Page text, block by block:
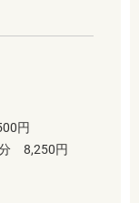
円
分 8,250円